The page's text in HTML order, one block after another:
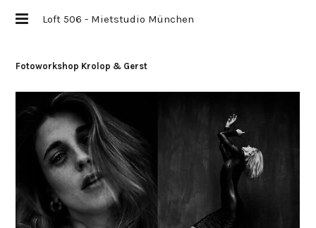
Loft 506 - Mietstudio München
Fotoworkshop Krolop & Gerst